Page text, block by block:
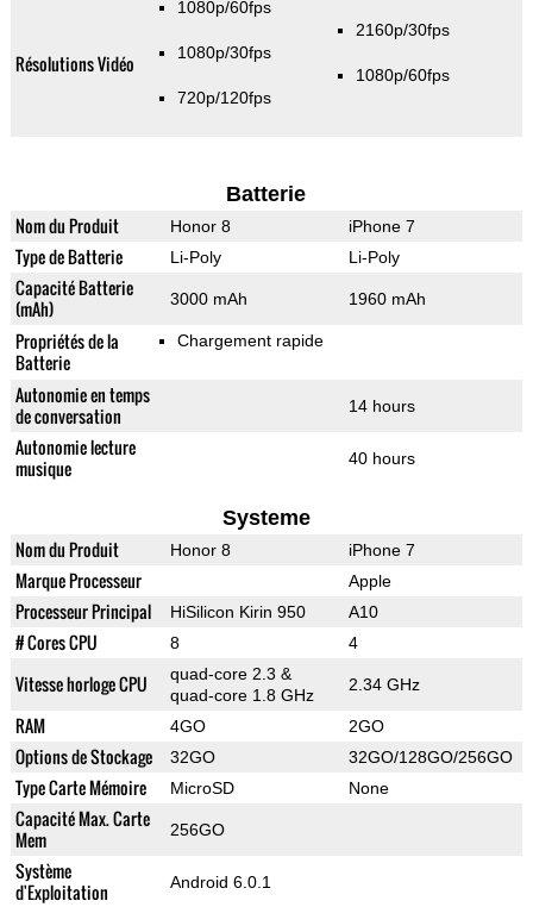
Résolutions Vidéo
1080p/60fps
1080p/30fps
720p/120fps
2160p/30fps
1080p/60fps
Batterie
Nom du Produit Honor 8 iPhone 7
Type de Batterie Li-Poly Li-Poly
Capacité Batterie
(mAh)
3000 mAh 1960 mAh
Propriétés de la
Batterie
Chargement rapide
Autonomie en temps
de conversation
14 hours
Autonomie lecture
musique
40 hours
Systeme
Nom du Produit Honor 8 iPhone 7
Marque Processeur Apple
Processeur Principal HiSilicon Kirin 950 A10
# Cores CPU 8 4
Vitesse horloge CPU
quad-core 2.3 &
quad-core 1.8 GHz
2.34 GHz
RAM 4GO 2GO
Options de Stockage 32GO 32GO/128GO/256GO
Type Carte Mémoire MicroSD None
Capacité Max. Carte
Mem
256GO
Système
d'Exploitation
Android 6.0.1